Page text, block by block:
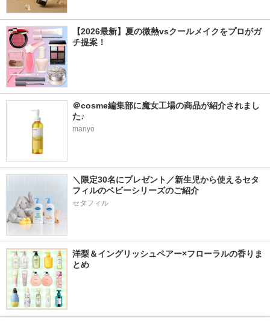
【2026最新】夏の微熱vsクールメイクをプロがガ
チ提案！
＠cosme編集部に魔女工場の商品が紹介されまし
た♪
manyo
＼限定30名にプレゼント／新生児から使えるセタ
フィルのベビーシリーズのご紹介
セタフィル
洋梨＆イングリッシュペアー×フローラルの香りま
とめ